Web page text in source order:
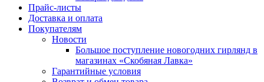
Прайс-листы
Доставка и оплата
Покупателям
Новости
Большое поступление новогодних гирлянд в
магазинах «Скобяная Лавка»
Гарантийные условия